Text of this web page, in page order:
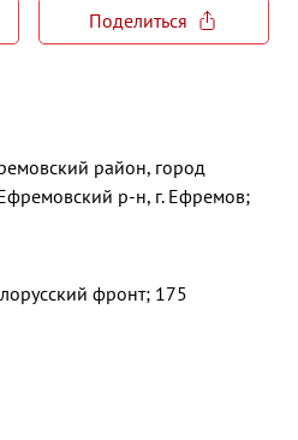
Поделиться
район, город
р-н, г. Ефремов;
фронт; 175